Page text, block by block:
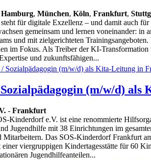
Hamburg, München, Köln, Frankfurt,
steht für digitale Exzellenz – und damit auch
gemeinsam und lernen voneinander: in
und mit zielgerichteten
im Fokus. Als Treiber der KI-
und zukunftsfähigen...
(m/w/d) als
- Frankfurt
Kinderdorf e.V. ist eine renommierte
Jugendhilfe mit 38 Einrichtungen im
Mitarbeitern. Das SOS-Kinderdorf Frankfurt
viergruppigen Kindertagesstätte für 60
Jugendhilfeanteilen...